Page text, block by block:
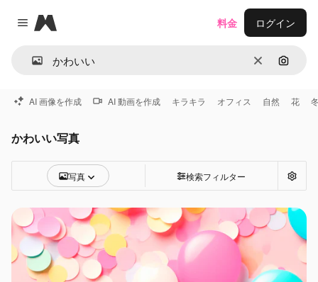
Close menu
Magnific
消去 画像で
料金 ログイン
AI 画像を作成 AI 動画を作成 キラキラ オフィス 自然 花
かわいい写真
写真 検索フィルター